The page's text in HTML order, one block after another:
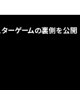
ーゲームの裏側を公開